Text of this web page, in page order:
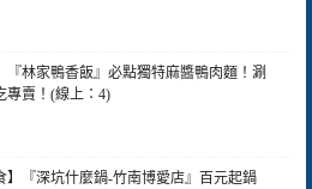
『林家鴨香飯』必點獨特麻醬鴨肉麵！涮
專賣！(線上：4)
】『深坑什麼鍋-竹南博愛店』百元起鍋